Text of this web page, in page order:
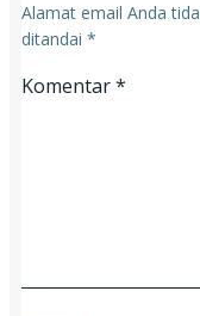
Alamat email Anda
ditandai *
Komentar*